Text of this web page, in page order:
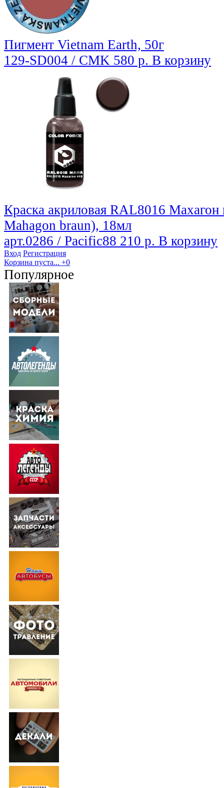
Пигмент Vietnam Earth, 50г
129-SD004 / CMK 580 р. В корзину
Краска акриловая RAL8016
Mahagon braun), 18мл
арт.0286 / Pacific88 210 р. В корзину
Вход Регистрация
Корзина пуста... +0
Популярное